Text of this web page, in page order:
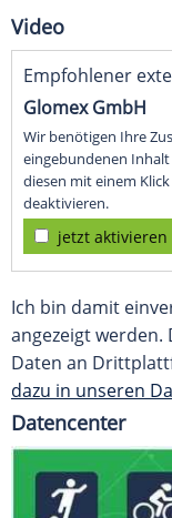
Video
Empfohlener
Glomex GmbH
Wir benötigen Ihre
eingebundenen Inhalt
diesen mit einem
deaktivieren.
jetzt aktivieren
Ich bin damit
angezeigt
Daten an
dazu in unseren
Datencenter